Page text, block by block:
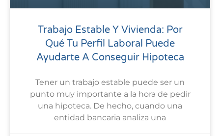
Trabajo Estable Y Vivienda: Por
Qué Tu Perfil Laboral Puede
Ayudarte A Conseguir Hipoteca
Tener un trabajo estable puede ser un
punto muy importante a la hora de pedir
una hipoteca. De hecho, cuando una
entidad bancaria analiza una